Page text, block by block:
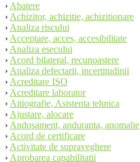
› Abatere
› Achizitor, achizitie, achizitionare
› Analiza riscului
› Acceptare, acces, accesibilitate
› Analiza esecului
› Acord bilateral, recunoastere
› Analiza defectarii, incertitudinii
› Acreditare ISO
› Acreditare laborator
› Aitiografie, Asistenta tehnica
› Ajustare, alocare
› Andosament, anduranta, anomalie
› Acord de certificare
› Activitate de supraveghere
› Aprobarea capabilitatii